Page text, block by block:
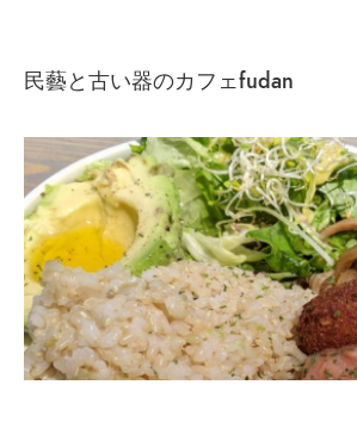
民藝と古い器のカフェfudan